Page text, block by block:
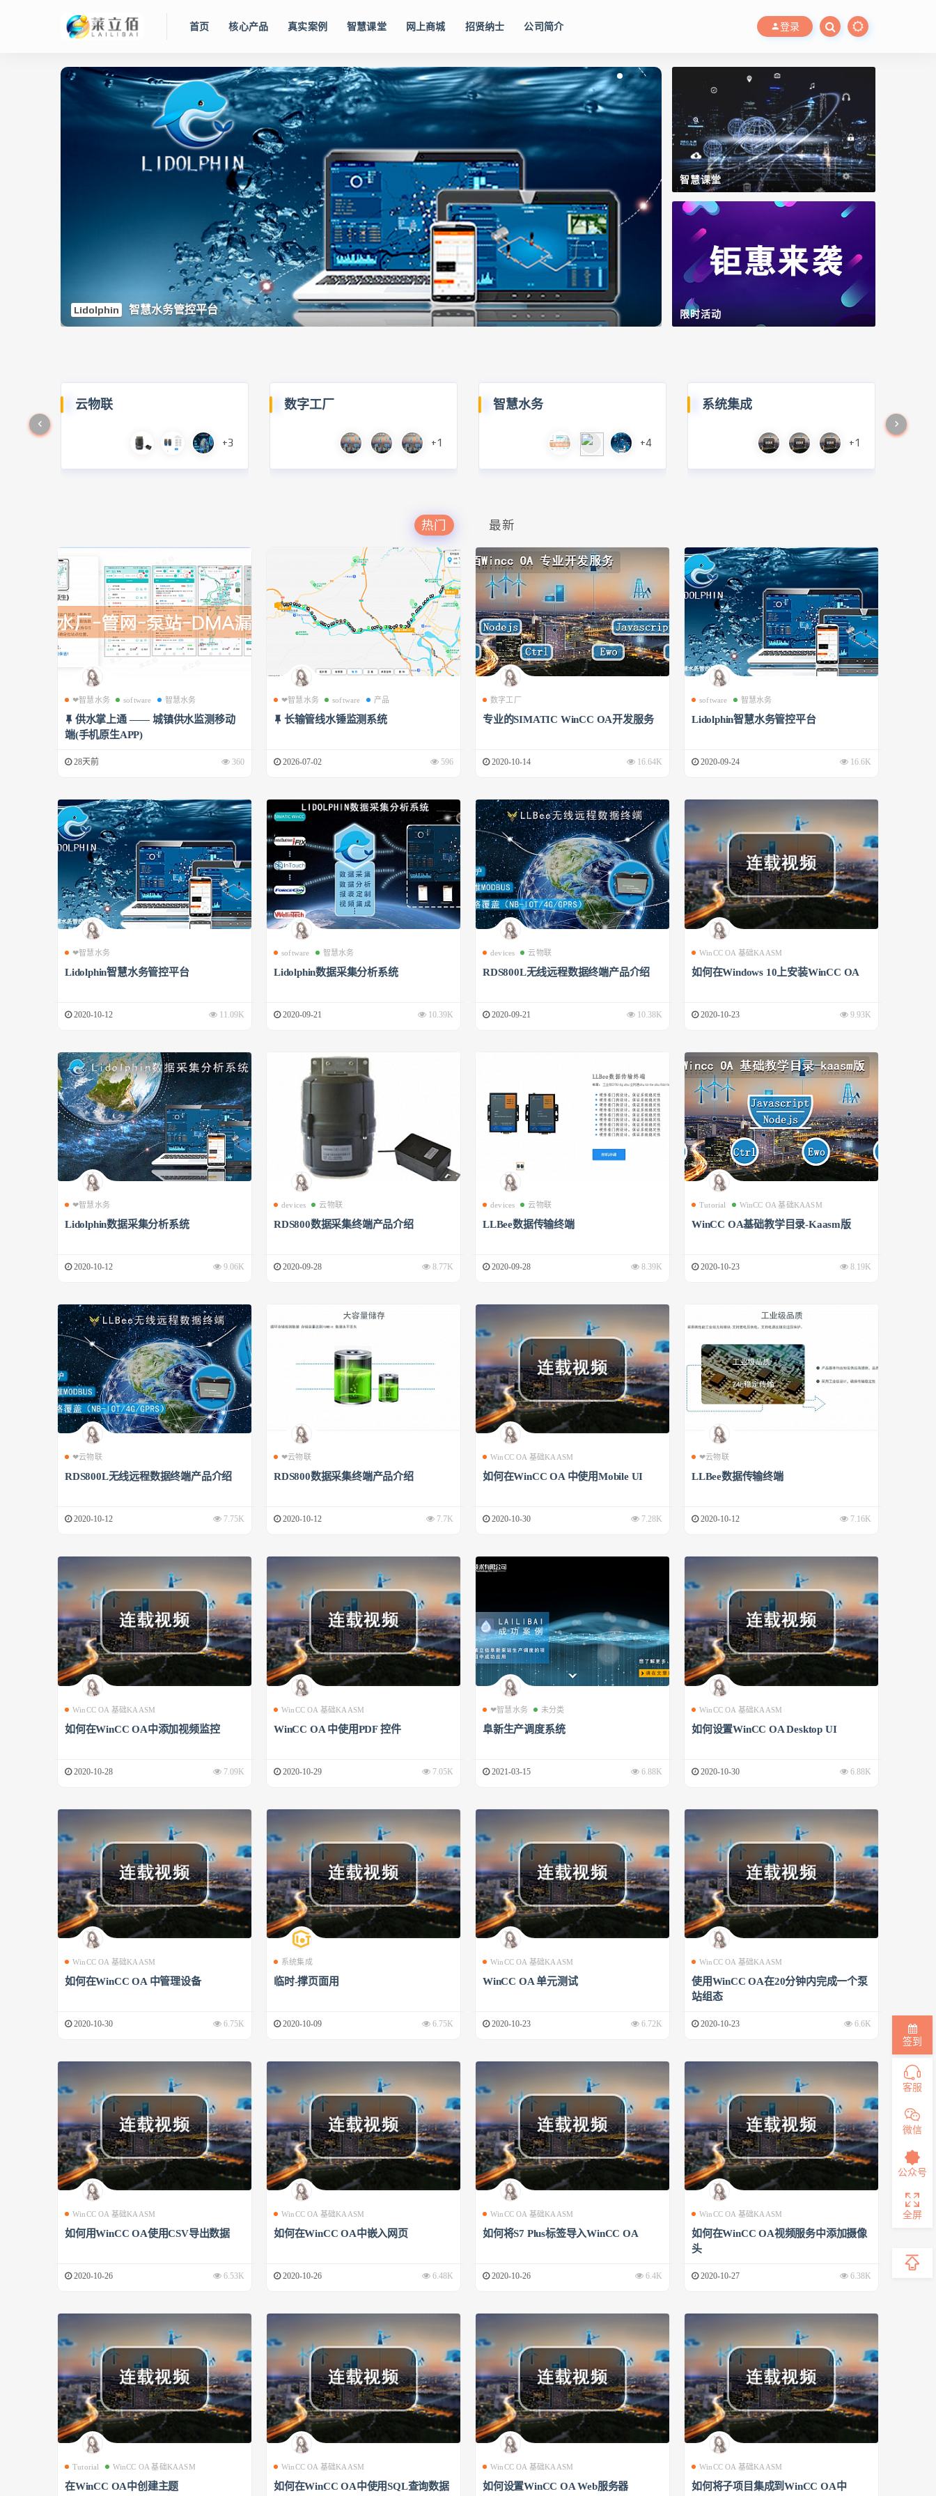
首页 核心产品 真实案例 智慧课堂 网上商城 招贤纳士 公司简介 登录
LLBee RDS800L WinCC OA
智慧课堂
限时活动
云物联
+3
数字工厂
+1
智慧水务
+4
系统集成
+1
热门 最新
❤智慧水务 software 智慧水务
供水掌上通 —— 城镇供水监测移动
端(手机原生APP)
28天前 360
❤智慧水务 software 产品
长输管线水锤监测系统
2026-07-02 596
数字工厂
专业的SIMATIC WinCC OA开发服务
2020-10-14 16.64K
software 智慧水务
Lidolphin智慧水务管控平台
2020-09-24 16.6K
❤智慧水务
Lidolphin智慧水务管控平台
2020-10-12 11.09K
software 智慧水务
Lidolphin数据采集分析系统
2020-09-21 10.39K
devices 云物联
RDS800L无线远程数据终端产品介绍
2020-09-21 10.38K
WinCC OA 基础KAASM
如何在Windows 10上安装WinCC OA
2020-10-23 9.93K
❤智慧水务
Lidolphin数据采集分析系统
2020-10-12 9.06K
devices 云物联
RDS800数据采集终端产品介绍
2020-09-28 8.77K
devices 云物联
LLBee数据传输终端
2020-09-28 8.39K
Tutorial WinCC OA 基础KAASM
WinCC OA基础教学目录-Kaasm版
2020-10-23 8.19K
❤云物联
RDS800L无线远程数据终端产品介绍
2020-10-12 7.75K
❤云物联
RDS800数据采集终端产品介绍
2020-10-12 7.7K
WinCC OA 基础KAASM
如何在WinCC OA 中使用Mobile UI
2020-10-30 7.28K
❤云物联
LLBee数据传输终端
2020-10-12 7.16K
WinCC OA 基础KAASM
如何在WinCC OA中添加视频监控
2020-10-28 7.09K
WinCC OA 基础KAASM
WinCC OA 中使用PDF 控件
2020-10-29 7.05K
❤智慧水务 未分类
阜新生产调度系统
2021-03-15 6.88K
WinCC OA 基础KAASM
如何设置WinCC OA Desktop UI
2020-10-30 6.88K
WinCC OA 基础KAASM
如何在WinCC OA 中管理设备
2020-10-30 6.75K
系统集成
临时-撑页面用
2020-10-09 6.75K
WinCC OA 基础KAASM
WinCC OA 单元测试
2020-10-23 6.72K
WinCC OA 基础KAASM
使用WinCC OA在20分钟内完成一个泵
站组态
2020-10-23 6.6K
WinCC OA 基础KAASM
如何用WinCC OA使用CSV导出数据
2020-10-26 6.53K
WinCC OA 基础KAASM
如何在WinCC OA中嵌入网页
2020-10-26 6.48K
WinCC OA 基础KAASM
如何将S7 Plus标签导入WinCC OA
2020-10-26 6.4K
WinCC OA 基础KAASM
如何在WinCC OA视频服务中添加摄像
头
2020-10-27 6.38K
Tutorial WinCC OA 基础KAASM
在WinCC OA中创建主题
WinCC OA 基础KAASM
如何在WinCC OA中使用SQL查询数据
WinCC OA 基础KAASM
如何设置WinCC OA Web服务器
WinCC OA 基础KAASM
如何将子项目集成到WinCC OA中
签到
客服
微信
公众号
全屏